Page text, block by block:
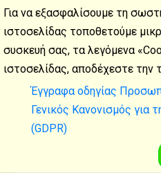
Η Ψηφιακή
ΚΛΕΙΣΤΗ
Για να εξασφαλίσουμε τη
ιστοσελίδας τοποθετούμε
συσκευή σας, τα λεγόμενα
ιστοσελίδας, αποδέχεστε την
Έγγραφα οδηγίας
Γενικός Κανονισμός για
(GDPR)